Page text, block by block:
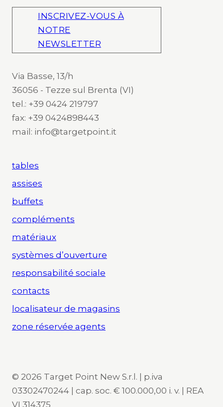
INSCRIVEZ-VOUS À
NOTRE
NEWSLETTER
Via Basse, 13/h
36056 - Tezze sul Brenta (VI)
tel.: +39 0424 219797
fax: +39 0424898443
mail: info@targetpoint.it
tables
assises
buffets
compléments
matériaux
systèmes d’ouverture
responsabilité sociale
contacts
localisateur de magasins
zone réservée agents
© 2026 Target Point New S.r.l. | p.iva
03302470244 | cap. soc. € 100.000,00 i. v. | REA
VI 314375